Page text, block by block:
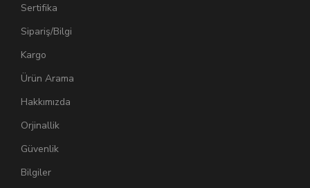
Sertifika
Sipariş/Bilgi
Kargo
Ürün Arama
Hakkımızda
Orjinallik
Güvenlik
Bilgiler